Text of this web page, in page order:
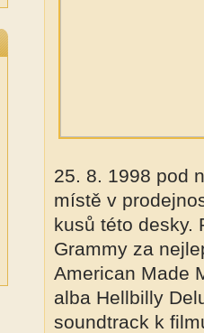
25. 8. 1998 pod
místě v
kusů této desky.
Grammy za
American Made
alba Hellbilly
soundtrack k